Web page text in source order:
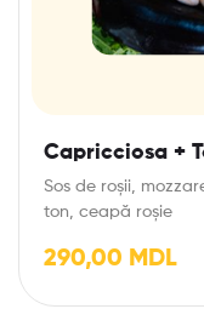
Capricciosa +
Sos de roșii,
ton, ceapă roșie
290,00 MDL